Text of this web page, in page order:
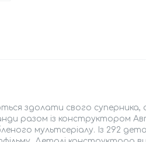
здолати свого суперника,
разом із конструктором
мультсеріалу. Із 292